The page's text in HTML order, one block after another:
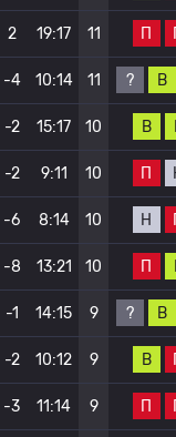
2 19:17 11 П
-4 10:14 11 ? В
-2 15:17 10 В
-2 9:11 10 П
-6 8:14 10 Н
-8 13:21 10 П
-1 14:15 9 ? В
-2 10:12 9 В
-3 11:14 9 П